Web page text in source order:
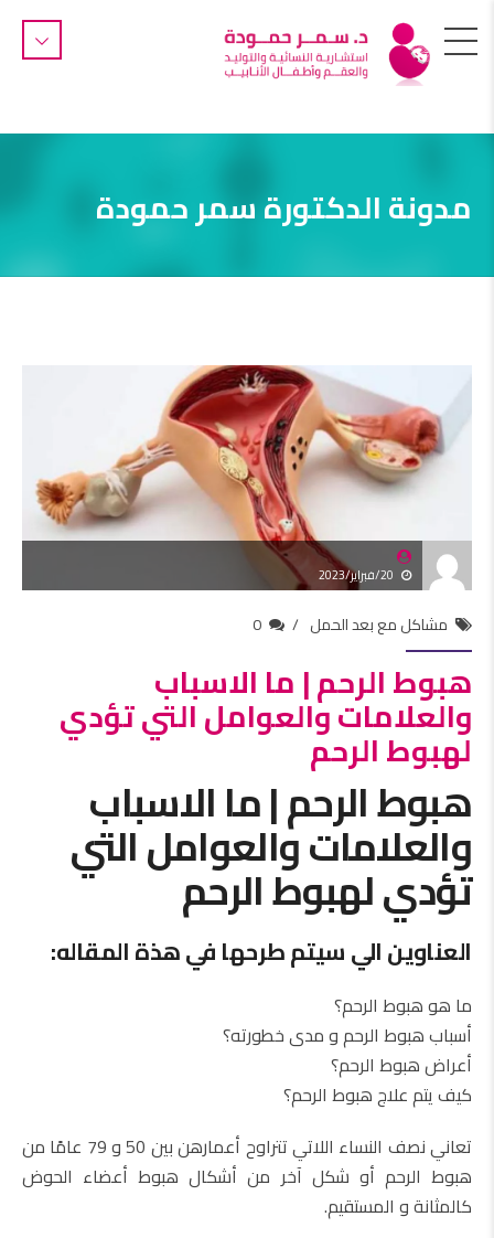
مدونة الدكتورة سمر حمودة
20/فبراير/2023
مشاكل مع بعد الحمل 0
هبوط الرحم | ما الاسباب
والعلامات والعوامل التي تؤدي
لهبوط الرحم
هبوط الرحم | ما الاسباب
والعلامات والعوامل التي
تؤدي لهبوط الرحم
العناوين الي سيتم طرحها في هذة المقاله:
ما هو هبوط الرحم؟
أسباب هبوط الرحم و مدى خطورته؟
أعراض هبوط الرحم؟
كيف يتم علاج هبوط الرحم؟
تعاني نصف النساء اللاتي تتراوح أعمارهن بين 50 و 79 عامًا من
هبوط الرحم أو شكل آخر من أشكال هبوط أعضاء الحوض
كالمثانة و المستقيم.